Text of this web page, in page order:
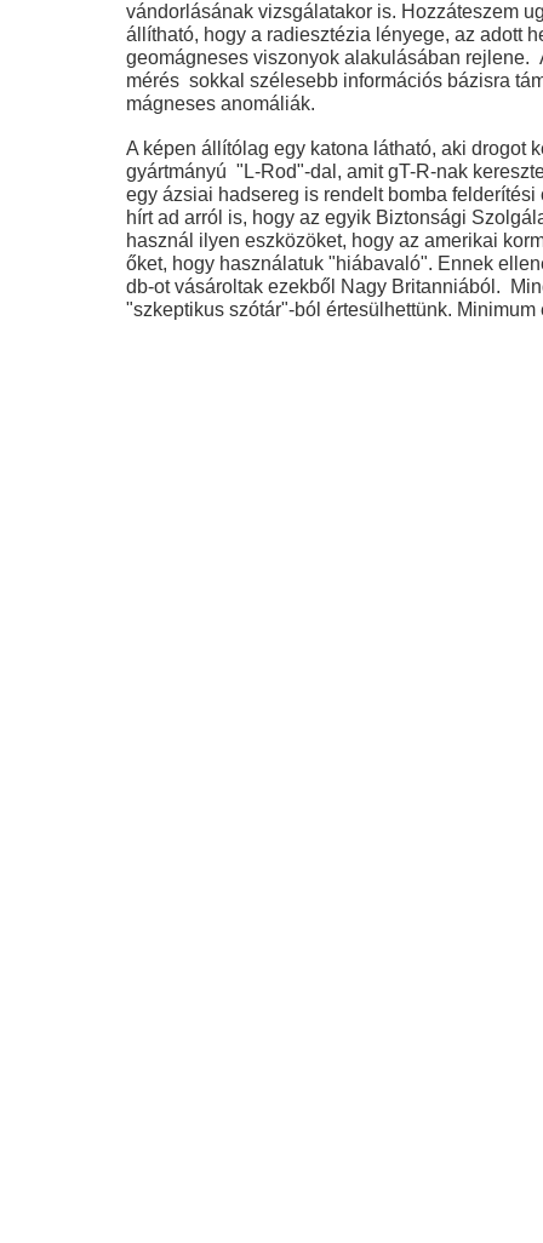
vándorlásának vizsgálatakor is. Hozzáteszem
állítható, hogy a radiesztézia lényege, az adott
geomágneses viszonyok alakulásában rejlene.
mérés sokkal szélesebb információs bázisra
mágneses anomáliák.
A képen állítólag egy katona látható, aki drogot
gyártmányú "L-Rod"-dal, amit gT-R-nak
egy ázsiai hadsereg is rendelt bomba felderítési
hírt ad arról is, hogy az egyik Biztonsági
használ ilyen eszközöket, hogy az amerikai
őket, hogy használatuk "hiábavaló". Ennek
db-ot vásároltak ezekből Nagy Britanniából.
"szkeptikus szótár"-ból értesülhettünk. Minimum